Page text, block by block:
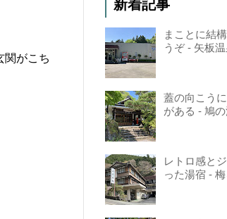
関がこち
新着記事
まことに結
うぞ - 矢板
蓋の向こう
がある - 鳩
レトロ感と
った湯宿 -